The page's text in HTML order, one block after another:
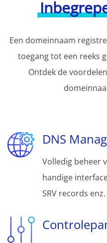
Een domeinnaam
toegang tot een reeks
Ontdek de
DNS
Volledig beheer
handige interface
SRV records enz.